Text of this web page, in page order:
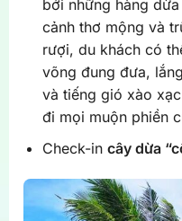
bởi những hàng
cảnh thơ mộng và
rượi, du khách có
võng đung đưa,
và tiếng gió xào
đi mọi muộn phiền
Check-in cây dừa